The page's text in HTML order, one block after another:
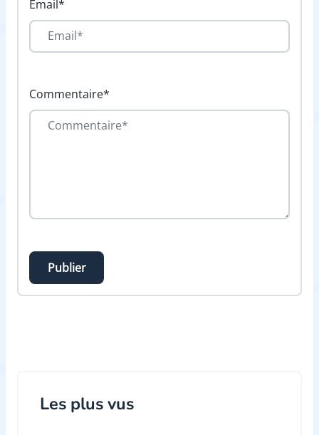
Email*
Commentaire*
Publier
Les plus vus